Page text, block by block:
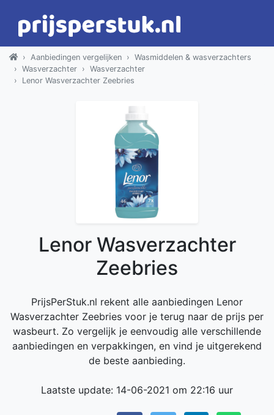
Aanbiedingen vergelijken
Wasmiddelen & wasverzachters
Wasverzachter
Wasverzachter
Lenor Wasverzachter Zeebries
Lenor Wasverzachter
Zeebries
PrijsPerStuk.nl rekent alle aanbiedingen Lenor
Wasverzachter Zeebries voor je terug naar de prijs per
wasbeurt. Zo vergelijk je eenvoudig alle verschillende
aanbiedingen en verpakkingen, en vind je uitgerekend
de beste aanbieding.
Laatste update: 14-06-2021 om 22:16 uur